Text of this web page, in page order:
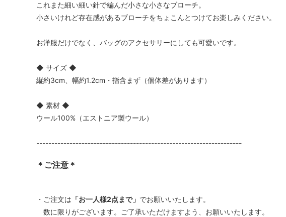
これまた細い細い針で編んだ小さな小さなブローチ。
小さいけれど存在感があるブローチをちょこんとつけてお楽しみください。
お洋服だけでなく、バッグのアクセサリーにしても可愛いです。
◆ サイズ ◆
縦約3cm、幅約1.2cm・指含まず（個体差があります）
◆ 素材 ◆
ウール100%（エストニア製ウール）
--------------------------------------------------------------------
＊ご注意＊
・ご注文は 「お一人様2点まで」 でお願いいたします。
数に限りがございます。ご了承いただけますよう、お願いいたします。